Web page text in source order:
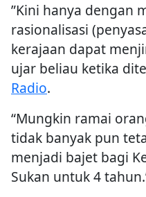
”Kini hanya dengan
rasionalisasi
kerajaan dapat
ujar beliau ketika
Radio.
“Mungkin ramai
tidak banyak pun
menjadi bajet bagi
Sukan untuk 4